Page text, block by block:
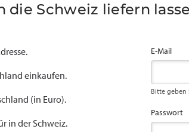
Schweiz liefern
E-Mail
Bitte geben
Passwort
einkaufen.
(in Euro).
in der Schweiz.